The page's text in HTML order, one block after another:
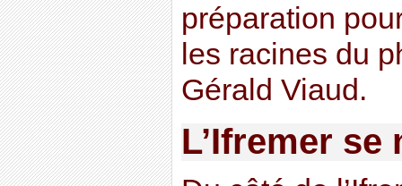
préparation
les racines du
Gérald Viaud.
L’Ifremer